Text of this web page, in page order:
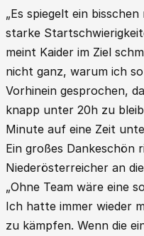
„Es spiegelt ein
starke
meint Kaider im Ziel
nicht ganz, warum ich
Vorhinein gesprochen,
knapp unter 20h zu
Minute auf eine Zeit
Ein großes Dankeschön
Niederösterreicher an
„Ohne Team wäre eine
Ich hatte immer wieder
zu kämpfen. Wenn die